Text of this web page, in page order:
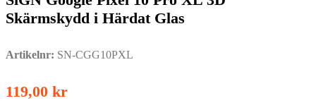
Skärmskydd i Härdat Glas
Artikelnr: SN-CGG10PXL
119,00 kr